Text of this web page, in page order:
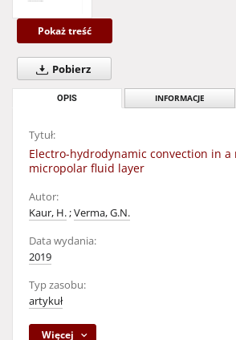
Pokaż treść
Pobierz
OPIS INFORMACJE
Tytuł:
Electro-hydrodynamic convection in
micropolar fluid layer
Autor:
Kaur, H.;Verma, G.N.
Data wydania:
2019
Typ zasobu:
artykuł
Więcej